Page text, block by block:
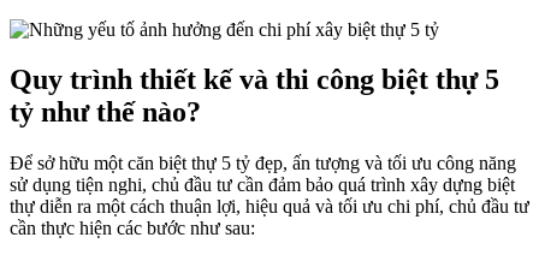
Quy trình thiết kế và thi công biệt thự 5
tỷ như thế nào?
Để sở hữu một căn biệt thự 5 tỷ đẹp, ấn tượng và tối ưu công năng
sử dụng tiện nghi, chủ đầu tư cần đảm bảo quá trình xây dựng biệt
thự diễn ra một cách thuận lợi, hiệu quả và tối ưu chi phí, chủ đầu tư
cần thực hiện các bước như sau: